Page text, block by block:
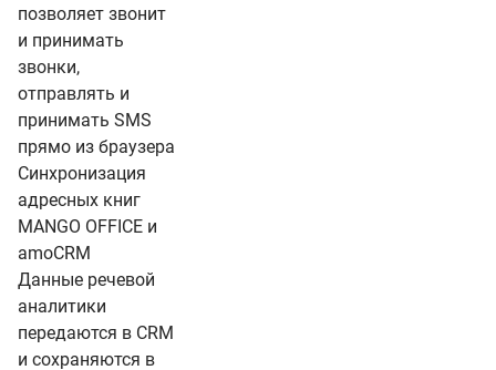
позволяет звонит
и принимать
звонки,
отправлять и
принимать SMS
прямо из браузера
Синхронизация
адресных книг
MANGO OFFICE и
amoCRM
Данные речевой
аналитики
передаются в CRM
и сохраняются в